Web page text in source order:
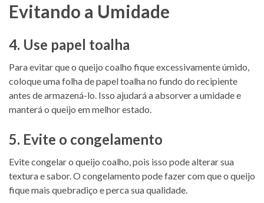
Evitando a Umidade
4. Use papel toalha
Para evitar que o queijo coalho fique excessivamente úmido,
coloque uma folha de papel toalha no fundo do recipiente
antes de armazená-lo. Isso ajudará a absorver a umidade e
manterá o queijo em melhor estado.
5. Evite o congelamento
Evite congelar o queijo coalho, pois isso pode alterar sua
textura e sabor. O congelamento pode fazer com que o queijo
fique mais quebradiço e perca sua qualidade.